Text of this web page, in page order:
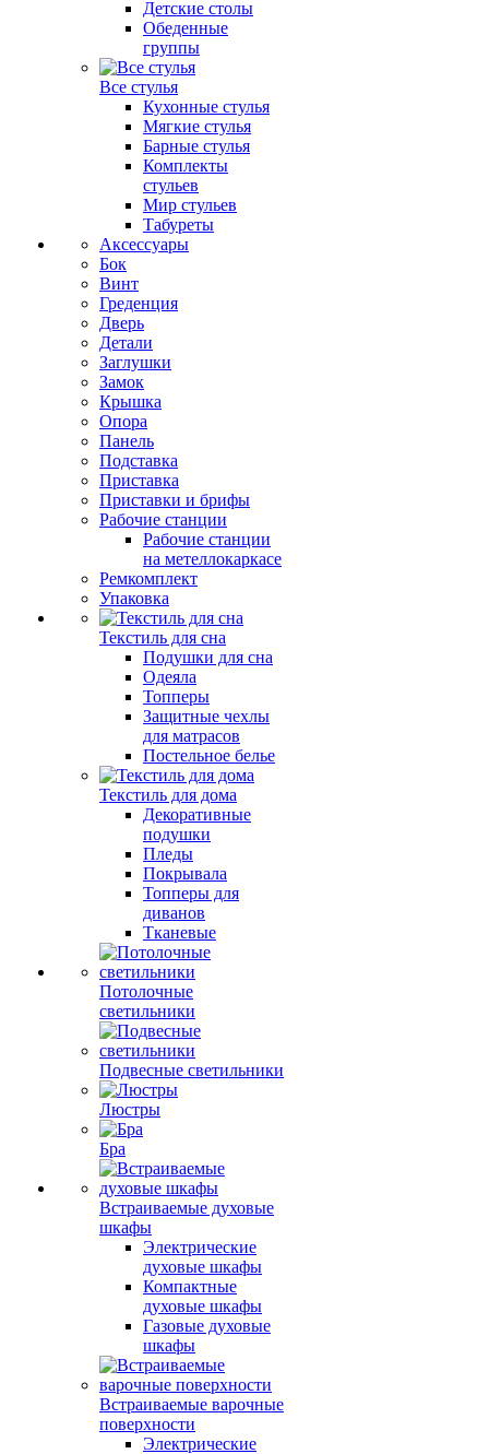
Детские столы
Обеденные
группы
Все стулья
Кухонные стулья
Мягкие стулья
Барные стулья
Комплекты
стульев
Мир стульев
Табуреты
Аксессуары
Бок
Винт
Греденция
Дверь
Детали
Заглушки
Замок
Крышка
Опора
Панель
Подставка
Приставка
Приставки и брифы
Рабочие станции
Рабочие станции
на метеллокаркасе
Ремкомплект
Упаковка
Текстиль для сна
Подушки для сна
Одеяла
Топперы
Защитные чехлы
для матрасов
Постельное белье
Текстиль для дома
Декоративные
подушки
Пледы
Покрывала
Топперы для
диванов
Тканевые
Потолочные
светильники
Подвесные светильники
Люстры
Бра
Встраиваемые духовые
шкафы
Электрические
духовые шкафы
Компактные
духовые шкафы
Газовые духовые
шкафы
Встраиваемые варочные
поверхности
Электрические